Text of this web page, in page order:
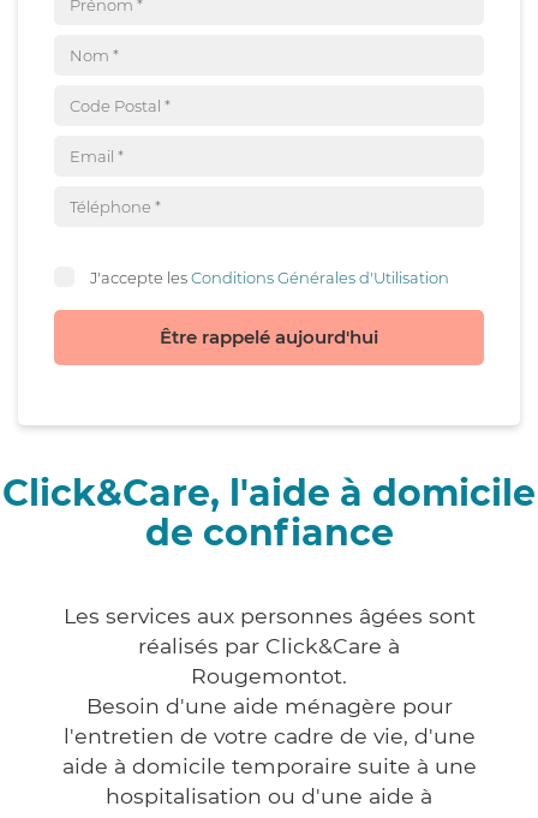
J'accepte lesConditions Générales d'Utilisation
Être rappelé aujourd'hui
Click&Care, l'aide à domicile
de confiance
Les services aux personnes âgées sont
réalisés par Click&Care à
Rougemontot.
Besoin d'une aide ménagère pour
l'entretien de votre cadre de vie, d'une
aide à domicile temporaire suite à une
hospitalisation ou d'une aide à